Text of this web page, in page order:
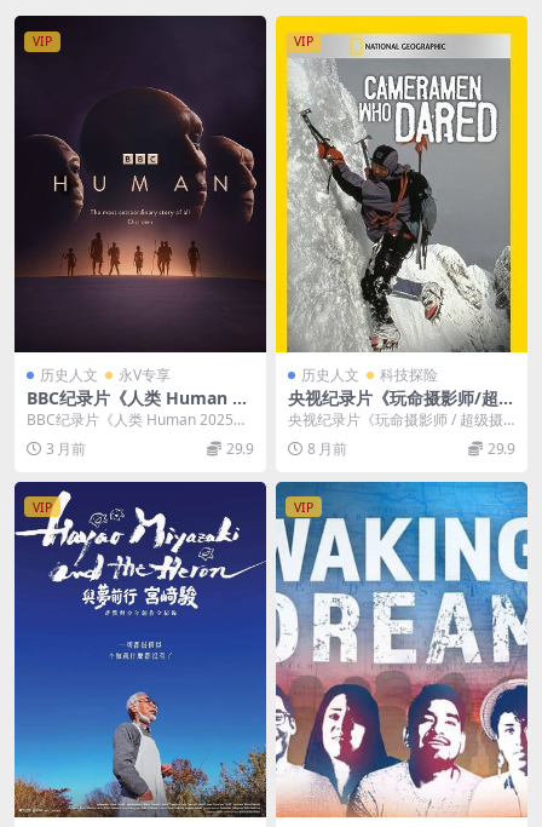
VIP
历史人文 永V专享
BBC纪录片《人类 Human 20
25》全5集 英语中英双字 无水
印纯净版 1080P/MKV/10.3G
人类起源
BBC纪录片《人类 Human 2025》
全5集详情 BBC Studios 出...
3 月前 29.9
VIP
历史人文 科技探险
央视纪录片《玩命摄影师/超级
摄影师 Camera Men Who D
are 2012》英语中字 720P/M
KV/2.99G 勇敢的摄影师
央视纪录片《玩命摄影师 / 超级摄
影师 Camera Men Who Dare ...
8 月前 29.9
VIP VIP